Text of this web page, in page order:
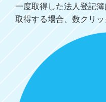
一度取得した法人登記
取得する場合、数クリッ